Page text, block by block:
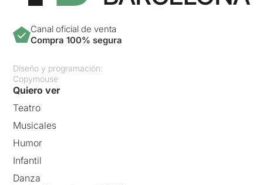
Canal oficial de venta
Compra 100% segura
Diseño y programación:
Copymouse
Quiero ver
Teatro
Musicales
Humor
Infantil
Danza